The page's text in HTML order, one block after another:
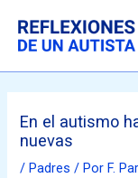
contenido
En el autismo
nuevas
/Padres / PorF.